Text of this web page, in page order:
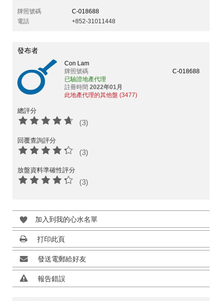
牌照號碼
C-018688
電話
+852-31011448
發布者
Con Lam
牌照號碼
C-018688
已驗證地產代理
註冊時間 2022年01月
此地產代理的其他盤 (3477)
總評分
(3)
回覆查詢評分
(3)
放盤資料準確性評分
(3)
加入到我的心水名單
打印此頁
發送電郵給好友
報告錯誤